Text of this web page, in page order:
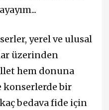
yerel ve ulusal
üzerinden
hem donuna
konserlerde bir
bedava fide için